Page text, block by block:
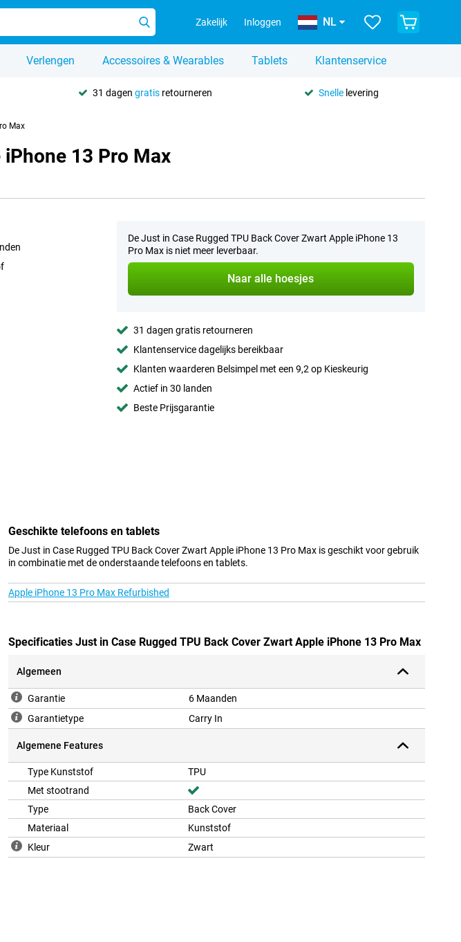
Zakelijk Inloggen NL
Verlengen Accessoires & Wearables Tablets Klantenservice
31 dagen gratisretourneren Snellelevering
Max
13 Pro Max
De Just in Case Rugged TPU Back Cover Zwart Apple iPhone 13
Pro Max is niet meer leverbaar.
Naar alle hoesjes
31 dagen gratis retourneren
Klantenservice dagelijks bereikbaar
Klanten waarderen Belsimpel met een 9,2 op Kieskeurig
Actief in 30 landen
Beste Prijsgarantie
Geschikte telefoons en tablets
De Just in Case Rugged TPU Back Cover Zwart Apple iPhone 13 Pro Max is geschikt voor gebruik
in combinatie met de onderstaande telefoons en tablets.
Apple iPhone 13 Pro Max Refurbished
Specificaties Just in Case Rugged TPU Back Cover Zwart Apple iPhone 13 Pro Max
Algemeen
Garantie
6 Maanden
Garantietype
Carry In
Algemene Features
Type Kunststof
TPU
Met stootrand
Type
Back Cover
Materiaal
Kunststof
Kleur
Zwart